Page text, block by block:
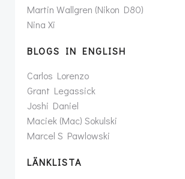
Martin Wallgren (Nikon D80)
Nina Xi
BLOGS IN ENGLISH
Carlos Lorenzo
Grant Legassick
Joshi Daniel
Maciek (Mac) Sokulski
Marcel S Pawlowski
LÄNKLISTA